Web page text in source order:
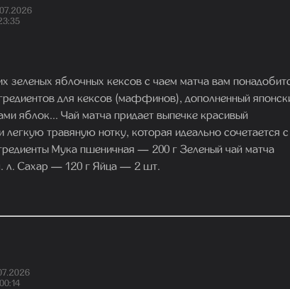
зеленых яблочных кексов с чаем матча вам
для кексов (маффинов), дополненный
яблок... Чай матча придает выпечке красивый
травяную нотку, которая идеально сочетается с
Мука пшеничная — 200 г Зеленый чай матча
л. Сахар — 120 г Яйца — 2 шт.